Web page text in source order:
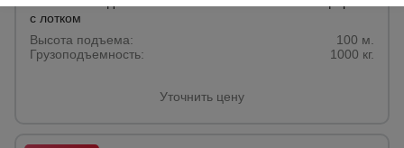
с лотком
Высота подъема:
100 м.
Грузоподъемность:
1000 кг.
Уточнить цену